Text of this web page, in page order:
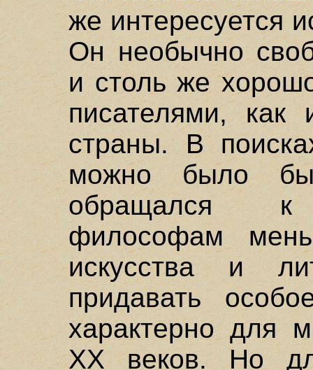
же интересуется
Он необычно
и столь же
писателями, как
страны. В
можно было
обращался к
философам
искусства и
придавать
характерно для
XX веков. Но